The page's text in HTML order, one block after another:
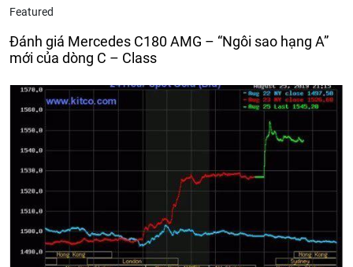
Featured
Đánh giá Mercedes C180 AMG – “Ngôi sao hạng A”
mới của dòng C – Class